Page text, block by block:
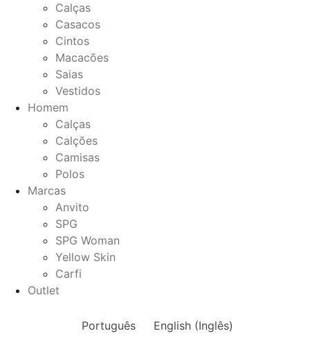
Calças
Casacos
Cintos
Macacões
Saias
Vestidos
Homem
Calças
Calções
Camisas
Polos
Marcas
Anvito
SPG
SPG Woman
Yellow Skin
Carfi
Outlet
Português English(Inglês)